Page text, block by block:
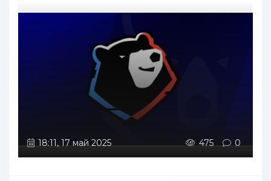
18:11, 17 май 2025 475 0